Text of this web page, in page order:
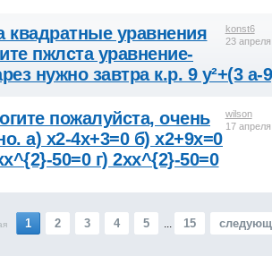
konst6
23
квадратные уравнения
пжлста уравнение-
нужно завтра к.р. 9 у²+(3 а-
wilson
17
пожалуйста, очень
a) x2-4x+3=0 б) x2+9x=0
50=0 г) 2xx^{2}-50=0
1 2 3 4 5 ... 15